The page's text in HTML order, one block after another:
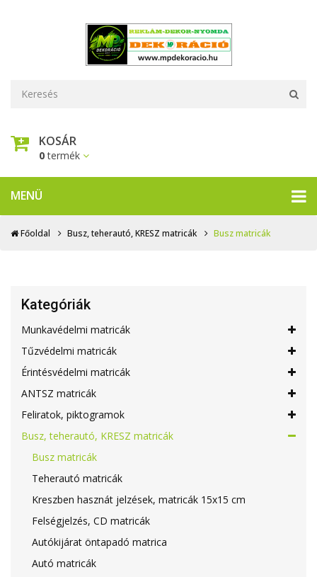
KOSÁR
0termék
MENÜ
Főoldal Busz, teherautó, KRESZ matricák Busz matricák
Kategóriák
Munkavédelmi matricák
Tűzvédelmi matricák
Érintésvédelmi matricák
ANTSZ matricák
Feliratok, piktogramok
Busz, teherautó, KRESZ matricák
Busz matricák
Teherautó matricák
Kreszben hasznát jelzések, matricák 15x15 cm
Felségjelzés, CD matricák
Autókijárat öntapadó matrica
Autó matricák